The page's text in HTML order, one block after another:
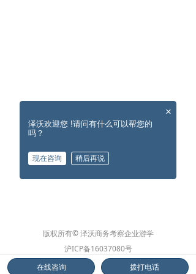
版权所有© 泽沃商务考察企业游学
沪ICP备16037080号
沪公网安备31010902002572号
×
泽沃欢迎您 !请问有什么可以帮您的
吗？
现在咨询 稍后再说
在线咨询 拨打电话